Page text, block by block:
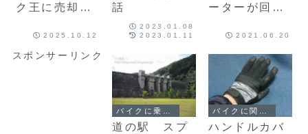
ク王に売却し
2025.10.12
話
2023.01.08
2023.01.11
ーターが回ら
2021.06.20
スポンサーリンク
道の駅 スプ
ハンドルカバ